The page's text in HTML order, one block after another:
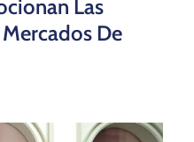
Las
De